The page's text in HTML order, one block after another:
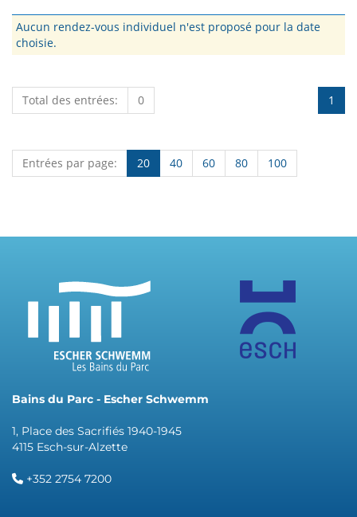
Aucun rendez-vous individuel n'est proposé pour la date
choisie.
1
Total des entrées: 0
Entrées par page: 20 40 60 80 100
Bains du Parc - Escher Schwemm
1, Place des Sacrifiés 1940-1945
4115 Esch-sur-Alzette
+352 2754 7200